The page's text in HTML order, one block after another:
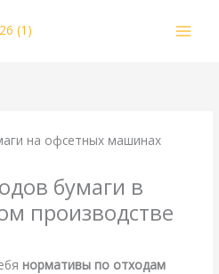
бумаги в
производстве
нормативы по отходам